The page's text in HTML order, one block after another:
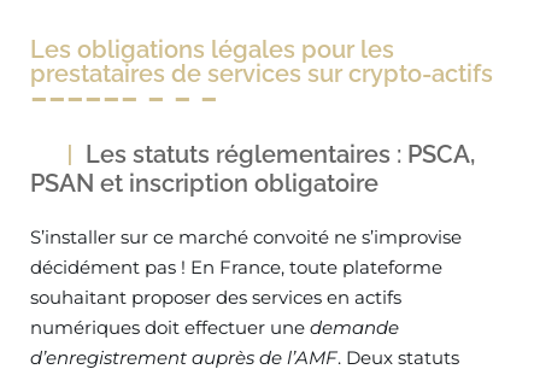
Les obligations légales pour les
prestataires de services sur crypto-actifs
Les statuts réglementaires : PSCA,
PSAN et inscription obligatoire
S’installer sur ce marché convoité ne s’improvise
décidément pas ! En France, toute plateforme
souhaitant proposer des services en actifs
numériques doit effectuer une demande
d’enregistrement auprès de l’AMF. Deux statuts